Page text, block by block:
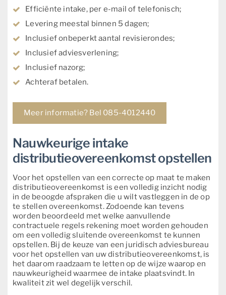
Efficiënte intake, per e-mail of telefonisch;
Levering meestal binnen 5 dagen;
Inclusief onbeperkt aantal revisierondes;
Inclusief adviesverlening;
Inclusief nazorg;
Achteraf betalen.
Meer informatie? Bel 085-4012440
Nauwkeurige intake
distributieovereenkomst opstellen
Voor het opstellen van een correcte op maat te maken
distributieovereenkomst is een volledig inzicht nodig
in de beoogde afspraken die u wilt vastleggen in de op
te stellen overeenkomst. Zodoende kan tevens
worden beoordeeld met welke aanvullende
contractuele regels rekening moet worden gehouden
om een volledig sluitende overeenkomst te kunnen
opstellen. Bij de keuze van een juridisch adviesbureau
voor het opstellen van uw distributieovereenkomst, is
het daarom raadzaam te letten op de wijze waarop en
nauwkeurigheid waarmee de intake plaatsvindt. In
kwaliteit zit wel degelijk verschil.